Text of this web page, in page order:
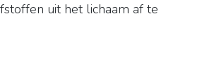
uit het lichaam af te